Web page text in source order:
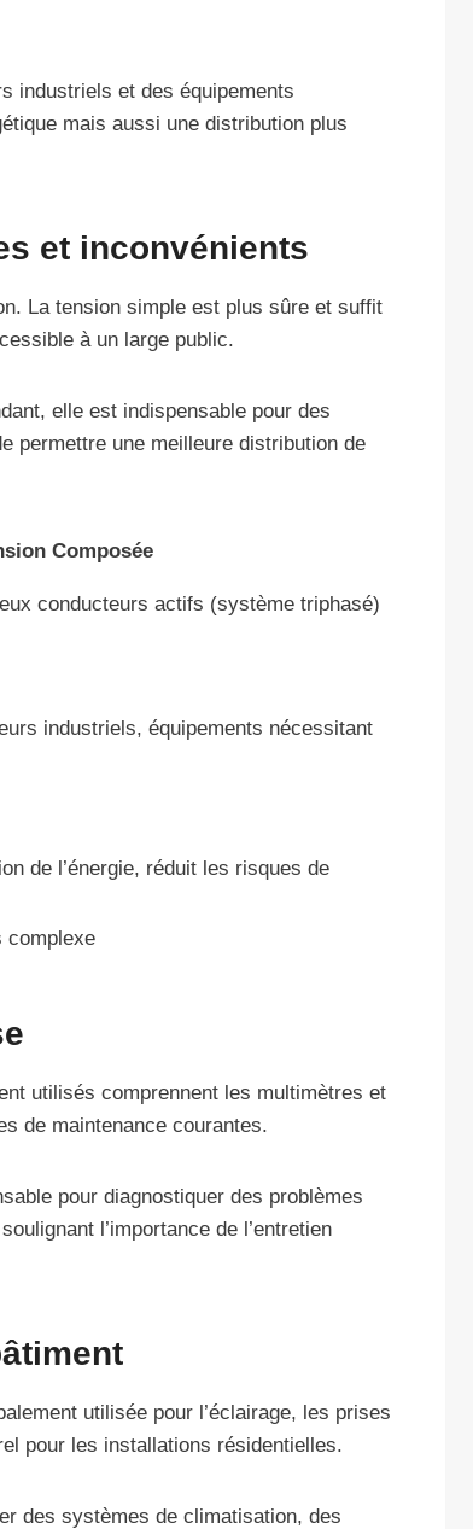
industriels et des équipements
mais aussi une distribution plus
et inconvénients
La tension simple est plus sûre et suffit
à un large public.
elle est indispensable pour des
permettre une meilleure distribution de
Composée
conducteurs actifs (système triphasé)
industriels, équipements nécessitant
de l’énergie, réduit les risques de
complexe
utilisés comprennent les multimètres et
de maintenance courantes.
pour diagnostiquer des problèmes
l’importance de l’entretien
utilisée pour l’éclairage, les prises
pour les installations résidentielles.
des systèmes de climatisation, des